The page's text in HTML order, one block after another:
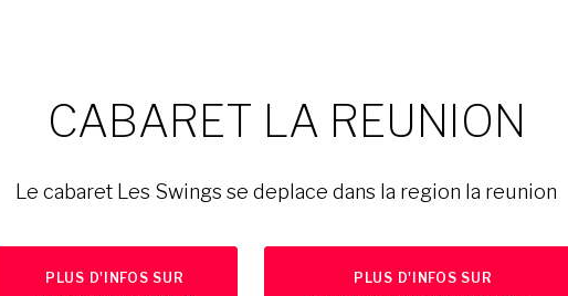
CABARET LA REUNION
Le cabaret Les Swings se deplace dans la region la reunion
PLUS D'INFOS SUR
PLUS D'INFOS SUR